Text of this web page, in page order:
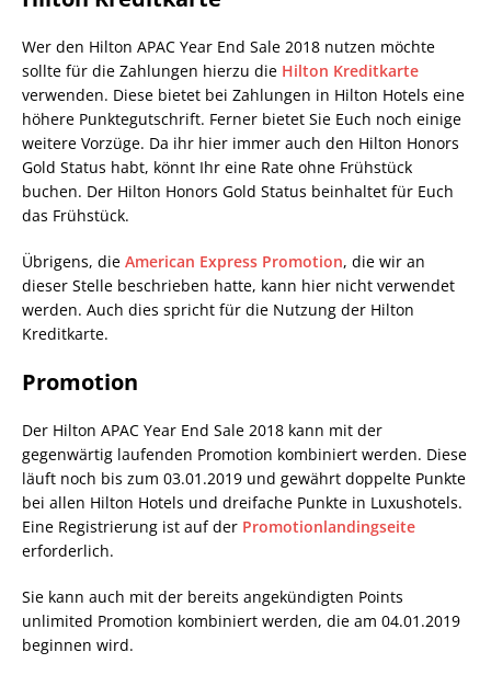
Wer den Hilton APAC Year End Sale 2018 nutzen möchte
sollte für die Zahlungen hierzu die Hilton Kreditkarte
verwenden. Diese bietet bei Zahlungen in Hilton Hotels eine
höhere Punktegutschrift. Ferner bietet Sie Euch noch einige
weitere Vorzüge. Da ihr hier immer auch den Hilton Honors
Gold Status habt, könnt Ihr eine Rate ohne Frühstück
buchen. Der Hilton Honors Gold Status beinhaltet für Euch
das Frühstück.
Übrigens, die American Express Promotion, die wir an
dieser Stelle beschrieben hatte, kann hier nicht verwendet
werden. Auch dies spricht für die Nutzung der Hilton
Kreditkarte.
Promotion
Der Hilton APAC Year End Sale 2018 kann mit der
gegenwärtig laufenden Promotion kombiniert werden. Diese
läuft noch bis zum 03.01.2019 und gewährt doppelte Punkte
bei allen Hilton Hotels und dreifache Punkte in Luxushotels.
Eine Registrierung ist auf der Promotionlandingseite
erforderlich.
Sie kann auch mit der bereits angekündigten Points
unlimited Promotion kombiniert werden, die am 04.01.2019
beginnen wird.